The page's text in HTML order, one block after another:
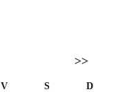
>>
V S
D